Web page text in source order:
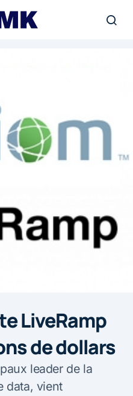
LiveRamp
de dollars
leader de la
data, vient